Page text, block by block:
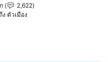
2,622
ง ตัวเมือง